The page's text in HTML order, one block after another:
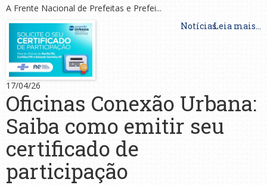
A Frente Nacional de Prefeitas e Prefei...
NotíciasLeia mais...
17/04/26
Oficinas Conexão Urbana:
Saiba como emitir seu
certificado de
participação